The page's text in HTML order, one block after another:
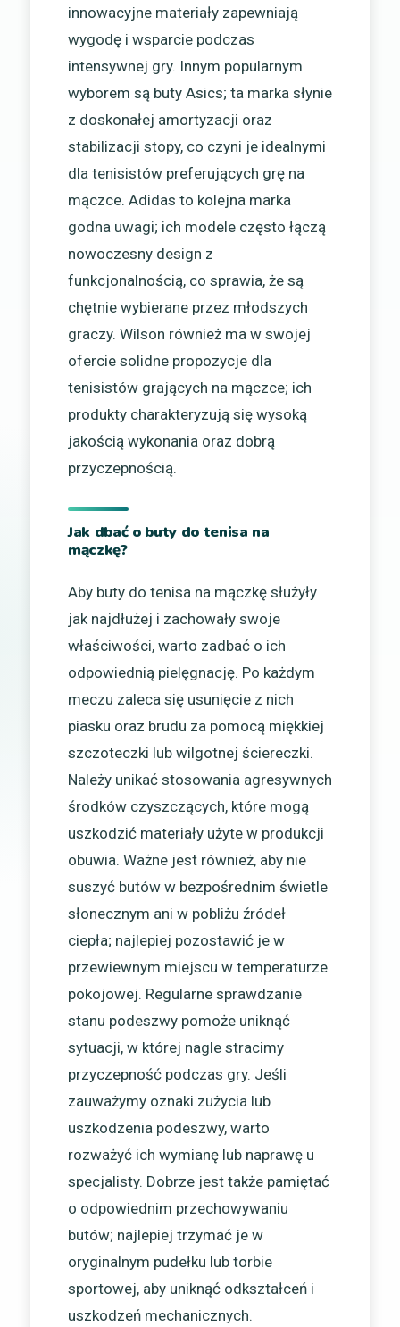
innowacyjne materiały zapewniają
wygodę i wsparcie podczas
intensywnej gry. Innym popularnym
wyborem są buty Asics; ta marka słynie
z doskonałej amortyzacji oraz
stabilizacji stopy, co czyni je idealnymi
dla tenisistów preferujących grę na
mączce. Adidas to kolejna marka
godna uwagi; ich modele często łączą
nowoczesny design z
funkcjonalnością, co sprawia, że są
chętnie wybierane przez młodszych
graczy. Wilson również ma w swojej
ofercie solidne propozycje dla
tenisistów grających na mączce; ich
produkty charakteryzują się wysoką
jakością wykonania oraz dobrą
przyczepnością.
Jak dbać o buty do tenisa na
mączkę?
Aby buty do tenisa na mączkę służyły
jak najdłużej i zachowały swoje
właściwości, warto zadbać o ich
odpowiednią pielęgnację. Po każdym
meczu zaleca się usunięcie z nich
piasku oraz brudu za pomocą miękkiej
szczoteczki lub wilgotnej ściereczki.
Należy unikać stosowania agresywnych
środków czyszczących, które mogą
uszkodzić materiały użyte w produkcji
obuwia. Ważne jest również, aby nie
suszyć butów w bezpośrednim świetle
słonecznym ani w pobliżu źródeł
ciepła; najlepiej pozostawić je w
przewiewnym miejscu w temperaturze
pokojowej. Regularne sprawdzanie
stanu podeszwy pomoże uniknąć
sytuacji, w której nagle stracimy
przyczepność podczas gry. Jeśli
zauważymy oznaki zużycia lub
uszkodzenia podeszwy, warto
rozważyć ich wymianę lub naprawę u
specjalisty. Dobrze jest także pamiętać
o odpowiednim przechowywaniu
butów; najlepiej trzymać je w
oryginalnym pudełku lub torbie
sportowej, aby uniknąć odkształceń i
uszkodzeń mechanicznych.